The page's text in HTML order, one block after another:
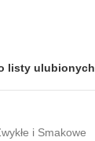
listy ulubionych
i Smakowe